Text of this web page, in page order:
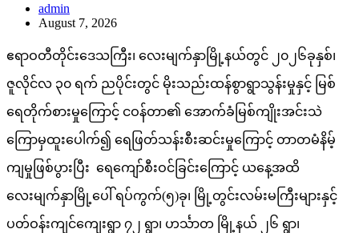
admin
August 7, 2026
ဧရာဝတီတိုင်းဒေသကြီး၊ လေးမျက်နှာမြို့နယ်တွင် ၂၀၂၆ခုနှစ်၊
ဇူလိုင်လ ၃၀ ရက် ညပိုင်းတွင် မိုးသည်းထန်စွာရွာသွန်းမှုနှင့် မြစ်
ရေတိုက်စားမှုကြောင့် ငဝန်တာ၏ အောက်ခံမြစ်ကျိုးအင်းသဲ
ကြောမှထူးပေါက်၍ ရေဖြတ်သန်းစီးဆင်းမှုကြောင့် တာတမံနိမ့်
ကျမှုဖြစ်ပွားပြီး ရေကျော်စီးဝင်ခြင်းကြောင့် ယနေ့အထိ
လေးမျက်နှာမြို့ပေါ် ရပ်ကွက်(၅)ခု၊ မြို့တွင်းလမ်းမကြီးများနှင့်
ပတ်ဝန်းကျင်ကျေးရွာ ၇၂ ရွာ၊ ဟင်္သာတ မြို့နယ် ၂၆ ရွာ၊